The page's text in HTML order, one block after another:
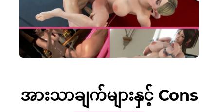
အားသာချက်များနှင့် Cons